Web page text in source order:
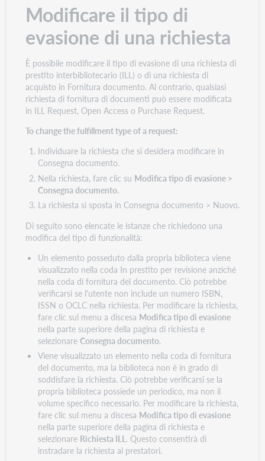
Modificare il tipo di
evasione di una richiesta
È possibile modificare il tipo di evasione di una richiesta di
prestito interbibliotecario (ILL) o di una richiesta di
acquisto in Fornitura documento. Al contrario, qualsiasi
richiesta di fornitura di documenti può essere modificata
in ILL Request, Open Access o Purchase Request.
To change the fulfillment type of a request:
Individuare la richiesta che si desidera modificare in
Consegna documento.
Nella richiesta, fare clic su Modifica tipo di evasione >
Consegna documento.
La richiesta si sposta in Consegna documento > Nuovo.
Di seguito sono elencate le istanze che richiedono una
modifica del tipo di funzionalità:
Un elemento posseduto dalla propria biblioteca viene
visualizzato nella coda In prestito per revisione anziché
nella coda di fornitura del documento. Ciò potrebbe
verificarsi se l'utente non include un numero ISBN,
ISSN o OCLC nella richiesta. Per modificare la richiesta,
fare clic sul menu a discesa Modifica tipo di evasione
nella parte superiore della pagina di richiesta e
selezionare Consegna documento.
Viene visualizzato un elemento nella coda di fornitura
del documento, ma la biblioteca non è in grado di
soddisfare la richiesta. Ciò potrebbe verificarsi se la
propria biblioteca possiede un periodico, ma non il
volume specifico necessario. Per modificare la richiesta,
fare clic sul menu a discesa Modifica tipo di evasione
nella parte superiore della pagina di richiesta e
selezionare Richiesta ILL. Questo consentirà di
instradare la richiesta ai prestatori.